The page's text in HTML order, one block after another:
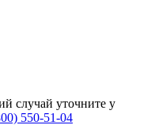
случай уточните у
550-51-04